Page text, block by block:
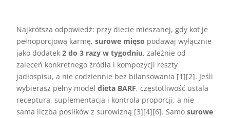
Najkrótsza odpowiedź: przy diecie mieszanej, gdy kot je
pełnoporcjową karmę,surowe mięso podawaj wyłącznie
jako dodatek2 do 3 razy w tygodniu, zależnie od
zaleceń konkretnego źródła i kompozycji reszty
jadłospisu, a nie codziennie bez bilansowania [1][2]. Jeśli
wybierasz pełny modeldieta BARF, częstotliwość ustala
receptura, suplementacja i kontrola proporcji, a nie
sama liczba posiłków z surowizną [3][4][6]. Samosurowe